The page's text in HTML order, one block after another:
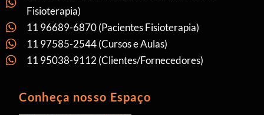
Fisioterapia)
11 96689-6870 (Pacientes Fisioterapia)
11 97585-2544 (Cursos e Aulas)
11 95038-9112 (Clientes/Fornecedores)
Conheça nosso Espaço